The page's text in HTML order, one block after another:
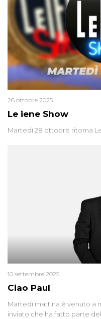
Le iene Show
26 ottobre 2025
Martedì 28 ottobre ritorna
Ciao Paul
10 settembre 2025
Martedì mattina è venuto a
inviato che ha fatto parte